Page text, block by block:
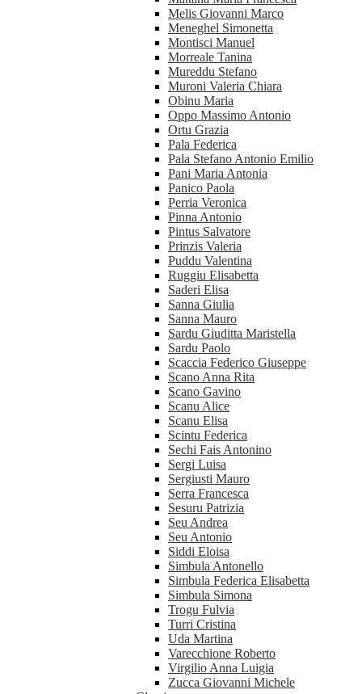
Melis Giovanni Marco
Meneghel Simonetta
Montisci Manuel
Morreale Tanina
Mureddu Stefano
Muroni Valeria Chiara
Obinu Maria
Oppo Massimo Antonio
Ortu Grazia
Pala Federica
Pala Stefano Antonio Emilio
Pani Maria Antonia
Panico Paola
Perria Veronica
Pinna Antonio
Pintus Salvatore
Prinzis Valeria
Puddu Valentina
Ruggiu Elisabetta
Saderi Elisa
Sanna Giulia
Sanna Mauro
Sardu Giuditta Maristella
Sardu Paolo
Scaccia Federico Giuseppe
Scano Anna Rita
Scano Gavino
Scanu Alice
Scanu Elisa
Scintu Federica
Sechi Fais Antonino
Sergi Luisa
Sergiusti Mauro
Serra Francesca
Sesuru Patrizia
Seu Andrea
Seu Antonio
Siddi Eloisa
Simbula Antonello
Simbula Federica Elisabetta
Simbula Simona
Trogu Fulvia
Turri Cristina
Uda Martina
Varecchione Roberto
Virgilio Anna Luigia
Zucca Giovanni Michele